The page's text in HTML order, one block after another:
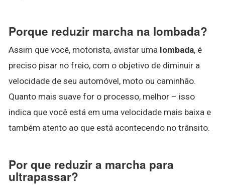
Porque reduzir marcha na lombada?
Assim que você, motorista, avistar uma lombada, é
preciso pisar no freio, com o objetivo de diminuir a
velocidade de seu automóvel, moto ou caminhão.
Quanto mais suave for o processo, melhor – isso
indica que você está em uma velocidade mais baixa e
também atento ao que está acontecendo no trânsito.
Por que reduzir a marcha para
ultrapassar?